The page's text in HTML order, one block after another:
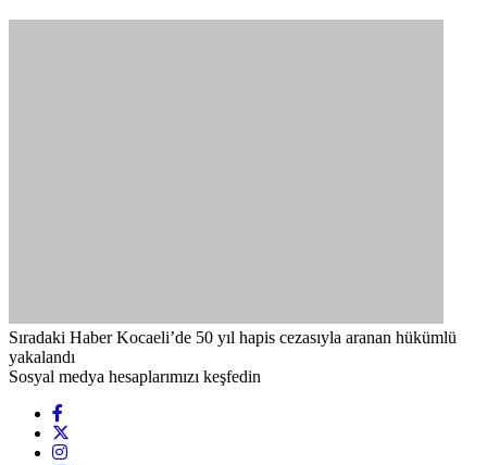
Sıradaki Haber Kocaeli’de 50 yıl hapis cezasıyla aranan hükümlü
yakalandı
Sosyal medya hesaplarımızı keşfedin